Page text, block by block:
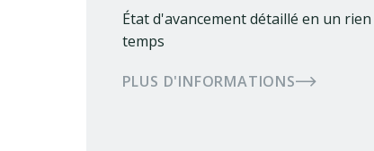
État d'avancement détaillé en un rien
temps
PLUS D'INFORMATIONS